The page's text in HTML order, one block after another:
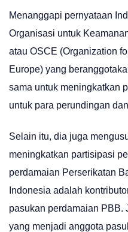
Menanggapi pernyataan
Organisasi untuk
atau OSCE (Organization
Europe) yang
sama untuk meningkatkan
untuk para perundingan
Selain itu, dia juga
meningkatkan partisipasi
perdamaian Perserikatan
Indonesia adalah
pasukan perdamaian PBB.
yang menjadi anggota